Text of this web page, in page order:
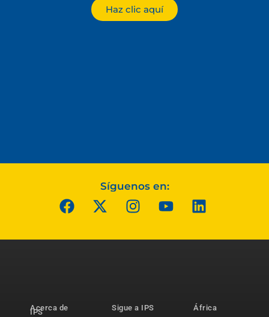
Haz clic aquí
Síguenos en:
Acerca de
IPS
Sigue a IPS
África